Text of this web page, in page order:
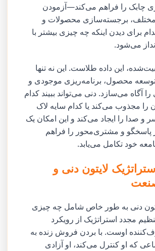
چابک را فراهم می‌کند—آزمودن
مختلف، برجسته‌سازی محصولات و
برای دیدن اینکه چه چیزی بیشتر با
می‌شود.
این داده طلاست. این نه تنها
توسعه محصول، برنامه‌ریزی موجودی و
آگاه می‌سازد. دنی می‌تواند ببیند کدام
را مجذوب می‌کند یا کدام سایه لاک
و صدا را ایجاد می‌کند و این امکان یک
و مشتری‌محور را فراهم
خود تکامل می‌یابد.
لایتون دنی و
دنی به طور خاص شامل چه چیزی
مجدد استراتژیک از رویکرد
اوست. با بردن فروش زنده به
که او کنترل می‌کند، او آزادی